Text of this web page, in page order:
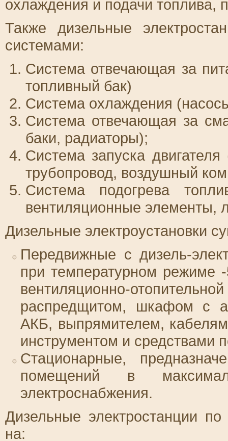
охлаждения и подачи топлива,
Также дизельные
системами:
Система отвечающая за
топливный бак)
Система охлаждения
Система отвечающая за
баки, радиаторы);
Система запуска
трубопровод, воздушный
Система подогрева
вентиляционные элементы,
Дизельные электроустановки
Передвижные с дизель-
при температурном режиме
вентиляционно-
распредщитом, шкафом с
АКБ, выпрямителем,
инструментом и средствами
Стационарные,
помещений в
электроснабжения.
Дизельные электростанции
на: